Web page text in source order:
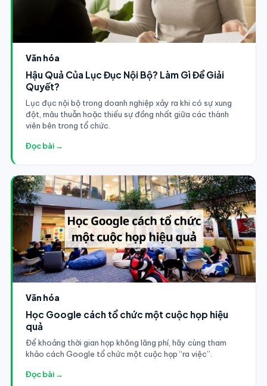
Văn hóa
Hậu Quả Của Lục Đục Nội Bộ? Làm Gì Để Giải
Quyết?
Lục đục nội bộ trong doanh nghiệp xảy ra khi có sự xung
đột, mâu thuẫn hoặc thiếu sự đồng nhất giữa các thành
viên bên trong tổ chức.
Đọc bài →
Văn hóa
Học Google cách tổ chức một cuộc họp hiệu
quả
Để khoảng thời gian họp không lãng phí, hãy cùng tham
khảo cách Google tổ chức một cuộc họp “ra việc”.
Đọc bài →